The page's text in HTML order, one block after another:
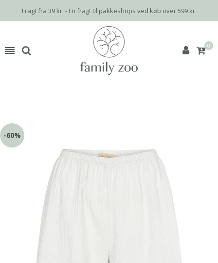
Fragt fra 39 kr. - Fri fragt til pakkeshops ved køb over 599 kr.
0
-60%